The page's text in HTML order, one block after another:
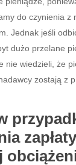
do czynienia z
Jednak jeśli
dużo przelane
nie wiedzieli, że
zostają z